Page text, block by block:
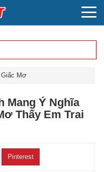
Mơ
Mang Ý Nghĩa
Thấy Em Trai
Pinterest